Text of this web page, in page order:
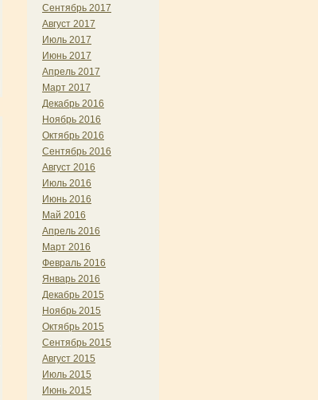
Сентябрь 2017
Август 2017
Июль 2017
Июнь 2017
Апрель 2017
Март 2017
Декабрь 2016
Ноябрь 2016
Октябрь 2016
Сентябрь 2016
Август 2016
Июль 2016
Июнь 2016
Май 2016
Апрель 2016
Март 2016
Февраль 2016
Январь 2016
Декабрь 2015
Ноябрь 2015
Октябрь 2015
Сентябрь 2015
Август 2015
Июль 2015
Июнь 2015